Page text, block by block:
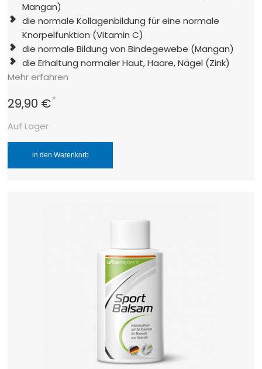
Mangan)
die normale Kollagenbildung für eine normale
Knorpelfunktion (Vitamin C)
die normale Bildung von Bindegewebe (Mangan)
die Erhaltung normaler Haut, Haare, Nägel (Zink)
Mehr erfahren
29,90 €*
Auf Lager
in den Warenkorb